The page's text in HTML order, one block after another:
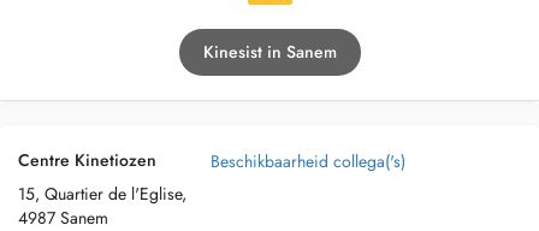
Kinesist in Sanem
Centre Kinetiozen
15, Quartier de l'Eglise,
4987 Sanem
Beschikbaarheid collega('s)